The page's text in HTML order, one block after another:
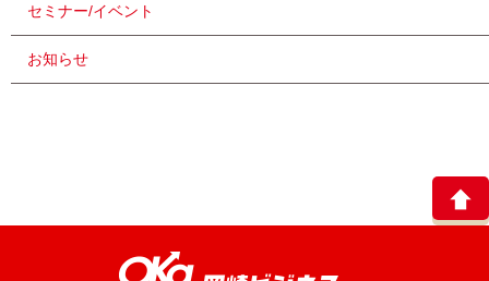
セミナー/イベント
お知らせ